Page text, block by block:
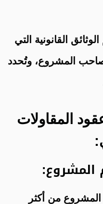
القانونية التي
المشروع، وتُحدد
المقاولات
المشروع من أكثر